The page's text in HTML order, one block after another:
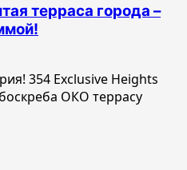
терраса города –
354 Exclusive Heights
ОКО террасу